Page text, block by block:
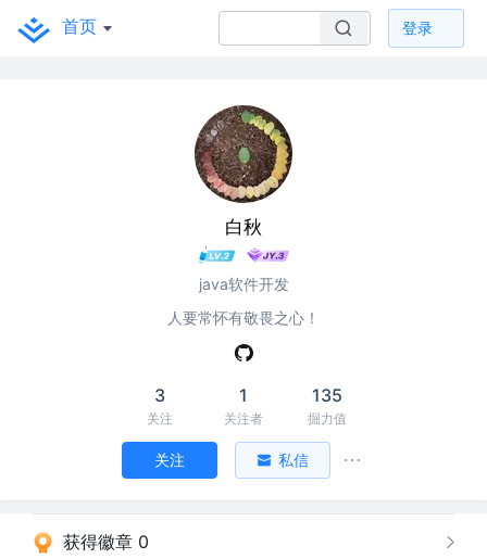
首页 登录
白秋
java软件开发
人要常怀有敬畏之心！
3
关注
1
关注者
135
掘力值
关注 私信
获得徽章 0